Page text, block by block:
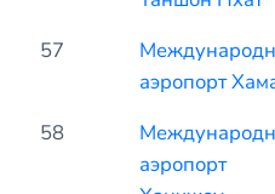
57
аэропорт
58
аэропорт